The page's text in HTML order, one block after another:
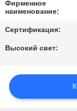
С
Фирменное
наименование:
Сертификация:
Высокий свет: